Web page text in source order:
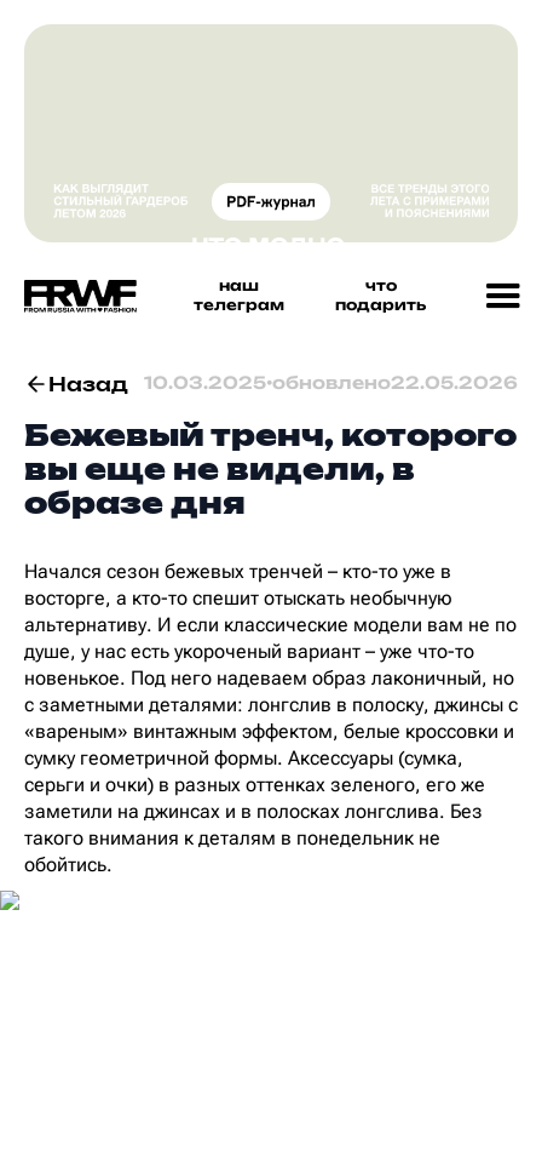
наш
телеграм
что
подарить
Назад 10.03.2025•обновлено22.05.2026
Бежевый тренч, которого
вы еще не видели, в
образе дня
Начался сезон бежевых тренчей – кто-то уже в
восторге, а кто-то спешит отыскать необычную
альтернативу. И если классические модели вам не по
душе, у нас есть укороченый вариант – уже что-то
новенькое. Под него надеваем образ лаконичный, но
с заметными деталями: лонгслив в полоску, джинсы с
«вареным» винтажным эффектом, белые кроссовки и
сумку геометричной формы. Аксессуары (сумка,
серьги и очки) в разных оттенках зеленого, его же
заметили на джинсах и в полосках лонгслива. Без
такого внимания к деталям в понедельник не
обойтись.